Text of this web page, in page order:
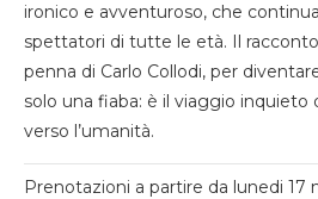
ironico e avventuroso, che
spettatori di tutte le età. Il racconto
penna di Carlo Collodi, per
solo una fiaba: è il viaggio inquieto
verso l’umanità.
Prenotazioni a partire da lunedi 17